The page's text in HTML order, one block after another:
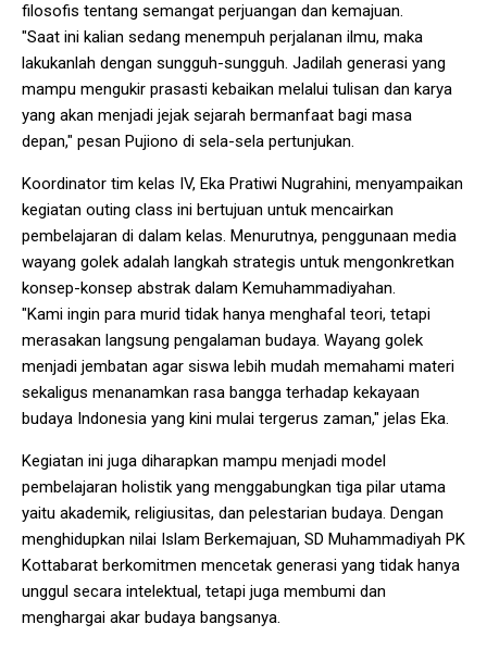
filosofis tentang semangat perjuangan dan kemajuan.
"Saat ini kalian sedang menempuh perjalanan ilmu, maka
lakukanlah dengan sungguh-sungguh. Jadilah generasi yang
mampu mengukir prasasti kebaikan melalui tulisan dan karya
yang akan menjadi jejak sejarah bermanfaat bagi masa
depan," pesan Pujiono di sela-sela pertunjukan.
Koordinator tim kelas IV, Eka Pratiwi Nugrahini, menyampaikan
kegiatan outing class ini bertujuan untuk mencairkan
pembelajaran di dalam kelas. Menurutnya, penggunaan media
wayang golek adalah langkah strategis untuk mengonkretkan
konsep-konsep abstrak dalam Kemuhammadiyahan.
"Kami ingin para murid tidak hanya menghafal teori, tetapi
merasakan langsung pengalaman budaya. Wayang golek
menjadi jembatan agar siswa lebih mudah memahami materi
sekaligus menanamkan rasa bangga terhadap kekayaan
budaya Indonesia yang kini mulai tergerus zaman," jelas Eka.
Kegiatan ini juga diharapkan mampu menjadi model
pembelajaran holistik yang menggabungkan tiga pilar utama
yaitu akademik, religiusitas, dan pelestarian budaya. Dengan
menghidupkan nilai Islam Berkemajuan, SD Muhammadiyah PK
Kottabarat berkomitmen mencetak generasi yang tidak hanya
unggul secara intelektual, tetapi juga membumi dan
menghargai akar budaya bangsanya.